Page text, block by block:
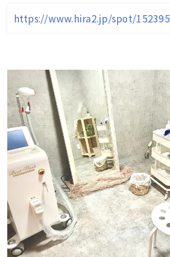
https://www.hira2.jp/spot/152395